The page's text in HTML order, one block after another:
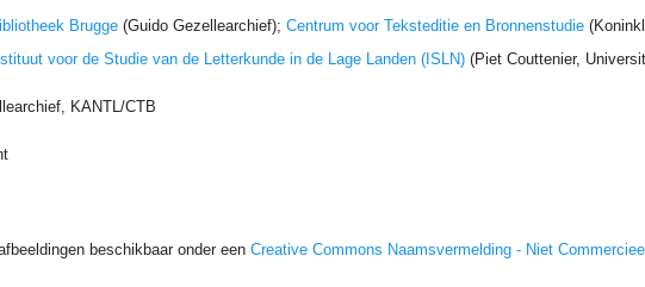
Brugge (Guido Gezellearchief);Centrum voor Teksteditie en Bronnenstudie
voor de Studie van de Letterkunde in de Lage Landen (ISLN) (Piet Couttenier,
KANTL/CTB
beschikbaar onder eenCreative Commons Naamsvermelding - Niet Commercieel